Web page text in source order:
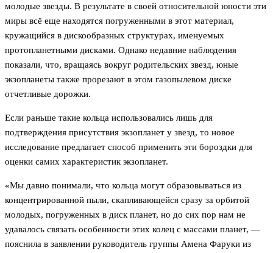
молодые звезды. В результате в своей относительной юности эти
миры всё еще находятся погруженными в этот материал,
кружащийся в дискообразных структурах, именуемых
протопланетными дисками. Однако недавние наблюдения
показали, что, вращаясь вокруг родительских звезд, юные
экзопланеты также прорезают в этом газопылевом диске
отчетливые дорожки.
Если раньше такие кольца использовались лишь для
подтверждения присутствия экзопланет у звезд, то новое
исследование предлагает способ применить эти бороздки для
оценки самих характеристик экзопланет.
«Мы давно понимали, что кольца могут образовываться из
концентрированной пыли, скапливающейся сразу за орбитой
молодых, погруженных в диск планет, но до сих пор нам не
удавалось связать особенности этих колец с массами планет, —
пояснила в заявлении руководитель группы Амена Фаруки из